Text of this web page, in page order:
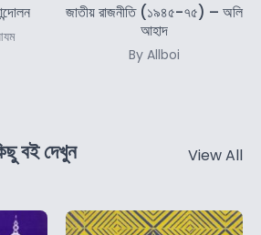
জাতীয় রাজনীতি (১৯৪৫-৭৫) – অলি
আহাদ
By Allboi
বই দেখুন View All